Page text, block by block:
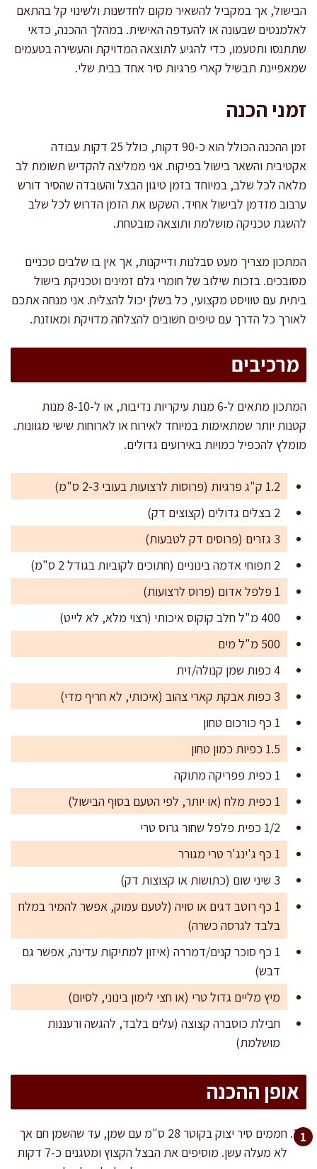
הבישול, אך במקביל להשאיר מקום לחדשנות ולשינוי קל בהתאם
לאלמנטים שבעונה או להעדפה האישית. במהלך ההכנה, כדאי
שתתנסו ותטעמו, כדי להגיע לתוצאה המדויקת והעשירה בטעמים
שמאפיינת תבשיל קארי פרגיות סיר אחד בבית שלי.
זמני הכנה
זמן ההכנה הכולל הוא כ-90 דקות, כולל 25 דקות עבודה
אקטיבית והשאר בישול בפיקוח. אני ממליצה להקדיש תשומת לב
מלאה לכל שלב, במיוחד בזמן טיגון הבצל והעובדה שהסיר דורש
ערבוב מזדמן לבישול אחיד. השקעו את הזמן הדרוש לכל שלב
להשגת טכניקה מושלמת ותוצאה מובטחת.
המתכון מצריך מעט סבלנות ודייקנות, אך אין בו שלבים טכניים
מסובכים. בזכות שילוב של חומרי גלם זמינים וטכניקת בישול
ביתית עם טוויסט מקצועי, כל בשלן יכול להצליח. אני מנחה אתכם
לאורך כל הדרך עם טיפים חשובים להצלחה מדויקת ומאוזנת.
מרכיבים
המתכון מתאים ל-6 מנות עיקריות נדיבות, או ל-8-10 מנות
קטנות יותר שמתאימות במיוחד לאירוח או לארוחות שישי מגוונות.
מומלץ להכפיל כמויות באירועים גדולים.
1.2 ק"ג פרגיות (פרוסות לרצועות בעובי 2-3 ס"מ)
2 בצלים גדולים (קצוצים דק)
3 גזרים (פרוסים דק לטבעות)
2 תפוחי אדמה בינוניים (חתוכים לקוביות בגודל 2 ס"מ)
1 פלפל אדום (פרוס לרצועות)
400 מ"ל חלב קוקוס איכותי (רצוי מלא, לא לייט)
500 מ"ל מים
4 כפות שמן קנולה/זית
3 כפות אבקת קארי צהוב (איכותי, לא חריף מדי)
1 כף כורכום טחון
1.5 כפיות כמון טחון
1 כפית פפריקה מתוקה
1 כפית מלח (או יותר, לפי הטעם בסוף הבישול)
1/2 כפית פלפל שחור גרוס טרי
1 כף ג'ינג'ר טרי מגורר
3 שיני שום (כתושות או קצוצות דק)
1 כף רוטב דגים או סויה (לטעם עמוק, אפשר להמיר במלח
בלבד לגרסה כשרה)
1 כף סוכר קנים/דמררה (איזון למתיקות עדינה, אפשר גם
דבש)
מיץ מליים גדול טרי (או חצי לימון בינוני, לסיום)
חבילת כוסברה קצוצה (עלים בלבד, להגשה ורעננות
מושלמת)
אופן ההכנה
חממים סיר יצוק בקוטר 28 ס"מ עם שמן, עד שהשמן חם אך
לא מעלה עשן. מוסיפים את הבצל הקצוץ ומטגנים כ-7 דקות